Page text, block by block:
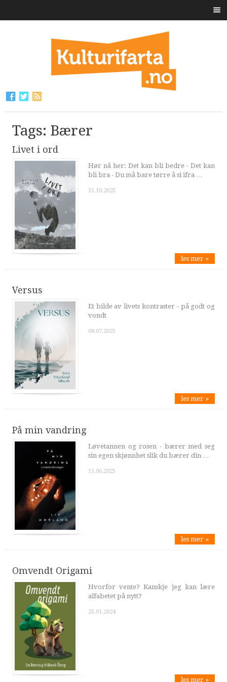
Tags: Bærer
Livet i ord
Hør nå her: Det kan bli bedre - Det kan
bli bra - Du må bare tørre å si ifra …
31.10.2025
les mer »
Versus
Et bilde av livets kontraster - på godt og
vondt
08.07.2025
les mer »
På min vandring
Løvetannen og rosen - bærer med seg
sin egen skjønnhet slik du bærer din …
11.06.2025
les mer »
Omvendt Origami
Hvorfor vente? Kanskje jeg kan lære
alfabetet på nytt?
25.01.2024
les mer »